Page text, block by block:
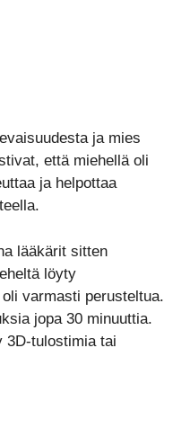
ja mies
että miehellä oli
ja helpottaa
lääkärit sitten
löyty
varmasti perusteltua.
jopa 30 minuuttia.
3D-tulostimia tai